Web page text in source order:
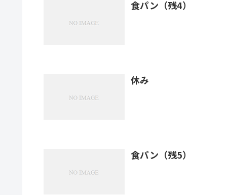
食パン（残4）
休み
食パン（残5）